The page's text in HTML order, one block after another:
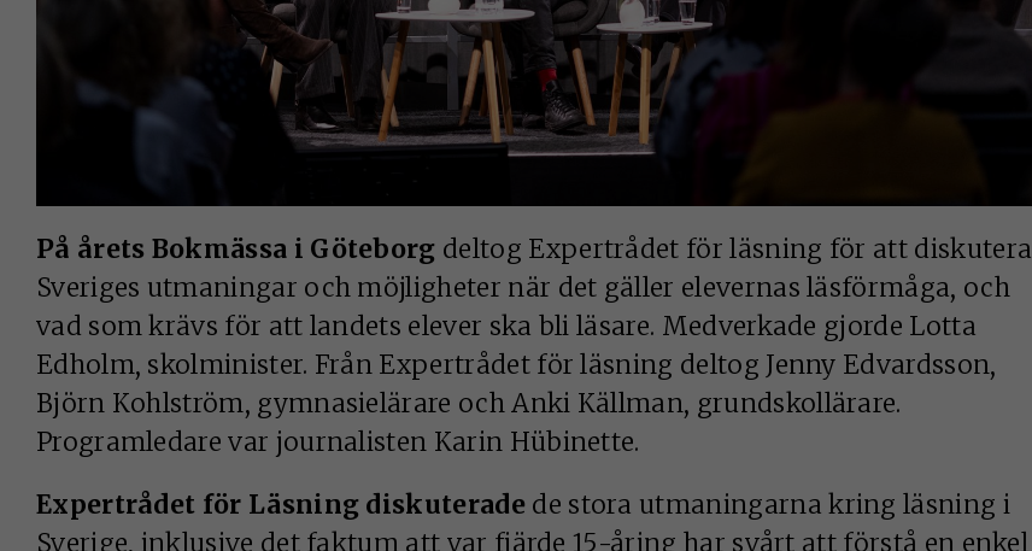
På årets Bokmässa i Göteborg deltog Expertrådet för läsning för att diskutera
Sveriges utmaningar och möjligheter när det gäller elevernas läsförmåga, och
vad som krävs för att landets elever ska bli läsare. ­Medverkade gjorde Lotta
Edholm, skolminister. Från Expertrådet för läsning deltog Jenny Edvardsson,
Björn Kohlström, gymnasielärare och Anki Källman, grundskollärare.
Programledare var journalisten Karin Hübinette.
Expertrådet för Läsning diskuteradede stora utmaningarna kring läsning i
Sverige, inklusive det faktum att var fjärde 15-åring har svårt att förstå en enkel